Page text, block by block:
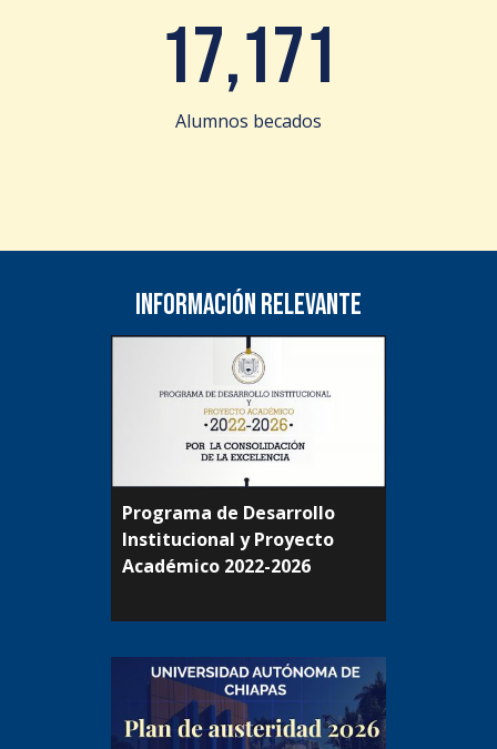
17,171
Alumnos becados
Información relevante
Programa de Desarrollo
Institucional y Proyecto
Académico 2022-2026